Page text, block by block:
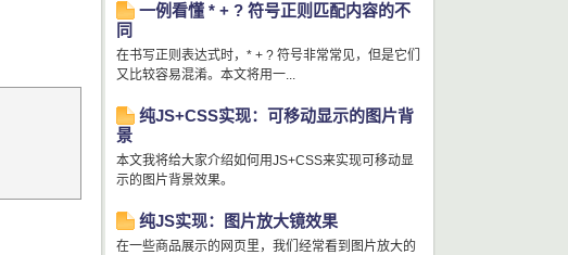
一例看懂 * + ? 符号正则匹配内容的不
同
在书写正则表达式时，* + ? 符号非常常见，但是它们
又比较容易混淆。本文将用一...
纯JS+CSS实现：可移动显示的图片背
景
本文我将给大家介绍如何用JS+CSS来实现可移动显
示的图片背景效果。
纯JS实现：图片放大镜效果
在一些商品展示的网页里，我们经常看到图片放大的